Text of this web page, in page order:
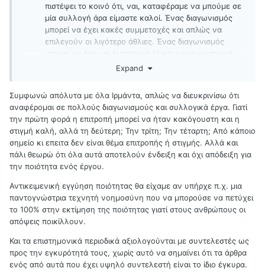
πιστέψει το κοινό ότι, ναι, καταφέραμε να μπούμε σε
μία συλλογή άρα είμαστε καλοί. Ένας διαγωνισμός
μπορεί να έχει κακές συμμετοχές και απλώς να
επιλεγούν οι λιγότερο άθλιες. Ένας διαγωνισμός
κριτές. Εννοώ, σε καμία περίπτωση η ποιότητα δεν
λιγότερο καλή στιγμή, αναλόγως πόσο πετυχημένο
είναι. Όμως στο εύρος ενός μυθιστορήματος
μπορούμε να εκτιμήσουμε και να αξιολογήσουμε
καλύτερα έναν συγγραφέα. Στις επιμέρους αρετές και
αδυναμίες του.
Expand
Συμφωνώ απόλυτα με όλα Ιρμάντα, απλώς να διευκρινίσω ότι
αναφέρομαι σε πολλούς διαγωνισμούς και συλλογικά έργα. Γιατί
την πρώτη φορά η επιτροπή μπορεί να ήταν κακόγουστη και η
στιγμή καλή, αλλά τη δεύτερη; Την τρίτη; Την τέταρτη; Από κάποιο
σημείο κι επειτα δεν είναι θέμα επιτροπής ή στιγμής. Αλλά και
πάλι θεωρώ ότι όλα αυτά αποτελούν ένδειξη και όχι απόδειξη για
την ποιότητα ενός έργου.
Αντικειμενική εγγύηση ποιότητας θα είχαμε αν υπήρχε π.χ. μια
παντογνώστρια τεχνητή νοημοσύνη που να μπορούσε να πετύχει
το 100% στην εκτίμηση της ποιότητας γιατί στους ανθρώπους οι
απόψεις ποικίλλουν.
Και τα επιστημονικά περιοδικά αξιολογούνται με συντελεστές ως
προς την εγκυρότητά τους, χωρίς αυτό να σημαίνει ότι τα άρθρα
ενός από αυτά που έχει υψηλό συντελεστή είναι το ίδιο έγκυρα.